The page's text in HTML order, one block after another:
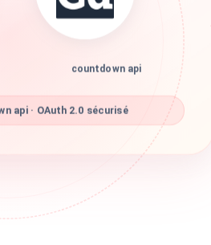
countdown api
api · OAuth 2.0 sécurisé